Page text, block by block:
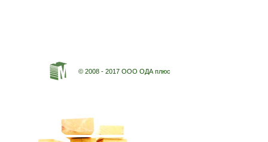
© 2008 - 2017 ООО ОДА плюс